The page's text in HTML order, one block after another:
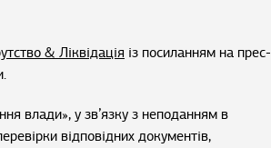
& Ліквідація із посиланням на прес-
влади», у зв’язку з неподанням в
відповідних документів,